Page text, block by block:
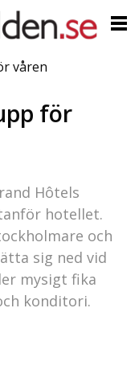
våren
för
Hôtels
hotellet.
och
sig ned vid
mysigt fika
konditori.